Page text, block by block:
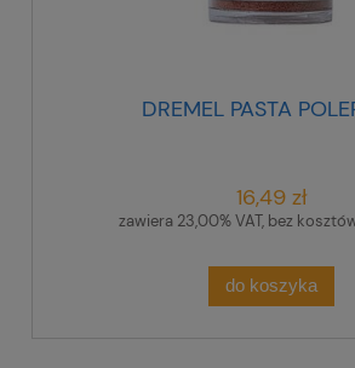
DREMEL PASTA
16,49 zł
zawiera 23,00% VAT, bez
do koszyka